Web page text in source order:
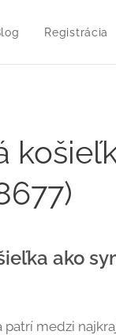
Registrácia
ako
patrí medzi